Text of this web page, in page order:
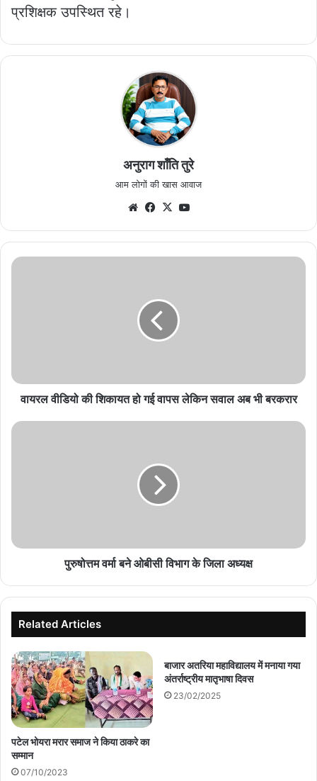
प्रशिक्षक उपस्थित रहे।
अनुराग शाँति तुरे
आम लोगों की खास आवाज
WebsiteFacebook
X
वायरल
सवाल
अब
बरकरार
वायरल वीडियो की शिकायत हो गई वापस लेकिन सवाल अब भी बरकरार
पुरुषोत्तम
पुरुषोत्तम वर्मा बने ओबीसी विभाग के जिला अध्यक्ष
Related Articles
पटेल भोयरा मरार समाज ने किया ठाकरे का
सम्मान
07/10/2023
बाजार अतरिया महाविद्यालय में मनाया गया
अंतर्राष्ट्रीय मातृभाषा दिवस
23/02/2025